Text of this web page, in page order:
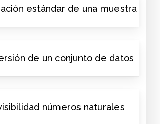
estándar de una muestra
de un conjunto de datos
números naturales